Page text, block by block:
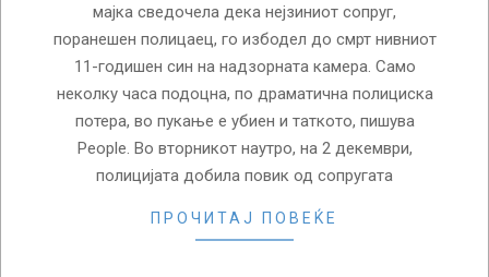
мајка сведочела дека нејзиниот сопруг,
поранешен полицаец, го избодел до смрт нивниот
11-годишен син на надзорната камера. Само
неколку часа подоцна, по драматична полициска
потера, во пукање е убиен и таткото, пишува
People. Во вторникот наутро, на 2 декември,
полицијата добила повик од сопругата
ПРОЧИТАЈ ПОВЕЌЕ